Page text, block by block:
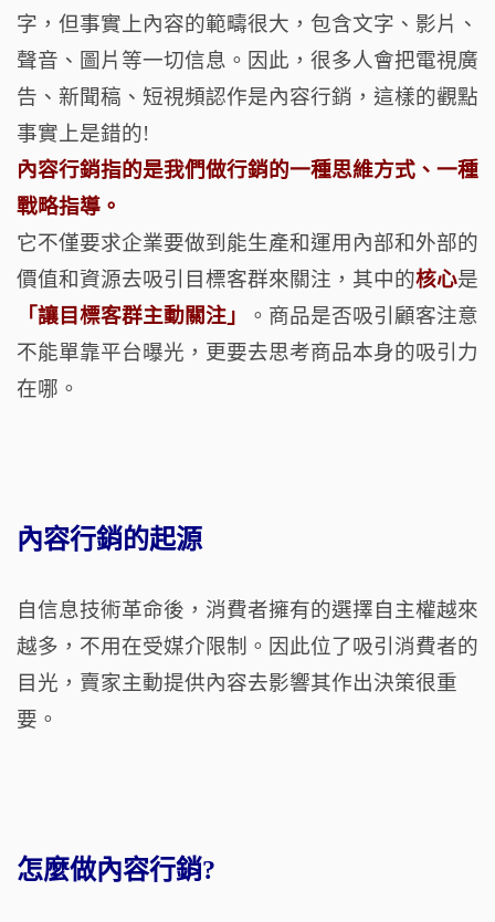
字，但事實上內容的範疇很大，包含文字、影片、
聲音、圖片等一切信息。因此，很多人會把電視廣
告、新聞稿、短視頻認作是內容行銷，這樣的觀點
事實上是錯的!
內容行銷指的是我們做行銷的一種思維方式、一種
戰略指導。
它不僅要求企業要做到能生產和運用內部和外部的
價值和資源去吸引目標客群來關注，其中的核心是
「讓目標客群主動關注」
。商品是否吸引顧客注意
不能單靠平台曝光，更要去思考商品本身的吸引力
在哪。
內容行銷的起源
自信息技術革命後，消費者擁有的選擇自主權越來
越多，不用在受媒介限制。因此位了吸引消費者的
目光，賣家主動提供內容去影響其作出決策很重
要。
怎麼做內容行銷?